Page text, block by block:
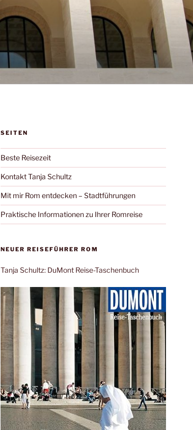
SEITEN
Beste Reisezeit
Kontakt Tanja Schultz
Mit mir Rom entdecken – Stadtführungen
Praktische Informationen zu Ihrer Romreise
NEUER REISEFÜHRER ROM
Tanja Schultz: DuMont Reise-Taschenbuch